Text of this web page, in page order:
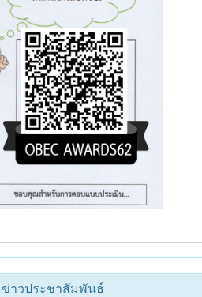
ข่าวประชาสัมพันธ์